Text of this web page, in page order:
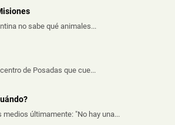
no sabe qué animales...
de Posadas que cue...
últimamente: "No hay una...